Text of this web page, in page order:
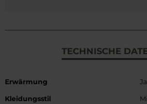
TECHNISCHE
Weitere
Erwärmung
Ja
Kleidungsstil